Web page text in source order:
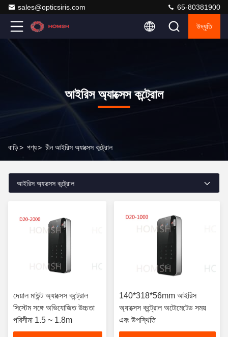
sales@opticsiris.com 65-80381900
উদ্ধৃতি
আইরিস অ্যাক্সেস কন্ট্রোল
বাড়ি> পণ্য> চীন আইরিস অ্যাক্সেস কন্ট্রোল
আইরিস অ্যাক্সেস কন্ট্রোল
দেয়াল মাউন্ট অ্যাক্সেস কন্ট্রোল
সিস্টেম সঙ্গে অভিযোজিত উচ্চতা
পরিসীমা 1.5 ~ 1.8m
140*318*56mm আইরিস
অ্যাক্সেস কন্ট্রোল অটোমেটেড সময়
এবং উপস্থিতি